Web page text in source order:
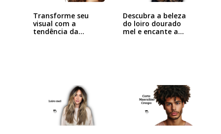
Transforme seu
visual com a
tendência da
Descubra a beleza
do loiro dourado
mel e encante a…